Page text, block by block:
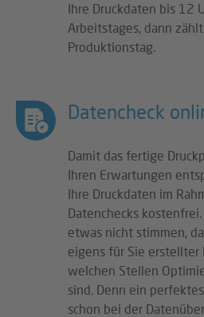
Ihre Druckdaten bis 12
Arbeitstages, dann
Produktionstag.
Datencheck
Damit das fertige
Ihren Erwartungen
Ihre Druckdaten im
Datenchecks
etwas nicht stimmen,
eigens für Sie erstellter
welchen Stellen
sind. Denn ein
schon bei der